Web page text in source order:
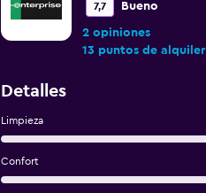
7,7 Bueno
2 opiniones
13 puntos de alquiler
Detalles
Limpieza
Confort